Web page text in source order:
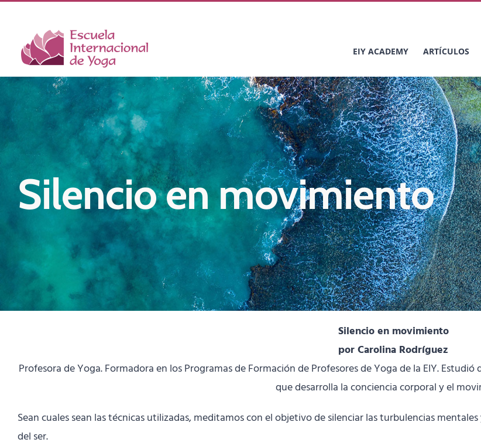
contenido
EIY ACADEMY ARTÍCULOS
Silencio en movimiento
Silencio en movimiento
por Carolina Rodríguez
Profesora de Yoga. Formadora en los Programas de Formación de Profesores de Yoga de la EIY.
que desarrolla la conciencia corporal y el
Sean cuales sean las técnicas utilizadas, meditamos con el objetivo de silenciar las turbulencias
del ser.